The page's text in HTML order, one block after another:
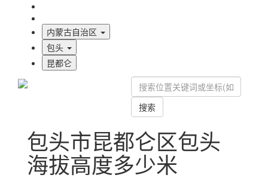
内蒙古自治区
包头
昆都仑
搜索
包头市昆都仑区包头
海拔高度多少米